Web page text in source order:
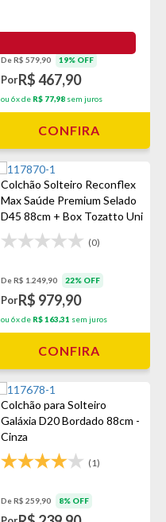
De R$ 579,90 19% OFF
PorR$ 467,90
ou 6x de R$ 77,98 sem juros
CONFIRA
Colchão Solteiro Reconflex
Max Saúde Premium Selado
D45 88cm + Box Tozatto Uni
Cinza
(0)
De R$ 1.249,90 22% OFF
PorR$ 979,90
ou 6x de R$ 163,31 sem juros
CONFIRA
Colchão para Solteiro
Galáxia D20 Bordado 88cm -
Cinza
(1)
De R$ 259,90 8% OFF